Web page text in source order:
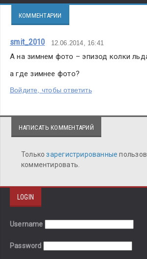
КОММЕНТАРИИ
smit_2010 12.06.2014, 16:41
А на зимнем фото – эпизод колки
а где зимнее фото?
Войдите, чтобы ответить
НАПИСАТЬ КОММЕНТАРИЙ
Толькозарегистрированные
комментировать.
LOGIN
Username
Password